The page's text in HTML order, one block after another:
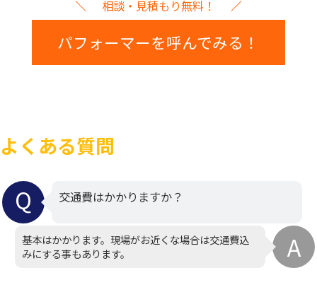
相談・見積もり無料！
パフォーマーを呼んでみる！
よくある質問
交通費はかかりますか？
基本はかかります。現場がお近くな場合は交通費込
みにする事もあります。